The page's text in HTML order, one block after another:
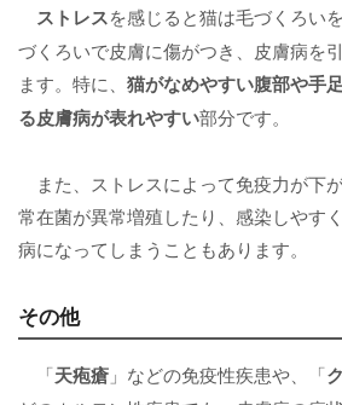
ストレスを感じると猫は毛づくろい
づくろいで皮膚に傷がつき、皮膚病を
ます。特に、 猫がなめやすい腹部や手
る皮膚病が表れやすい部分です。
また、ストレスによって免疫力が下
常在菌が異常増殖したり、感染しやす
病になってしまうこともあります。
その他
「天疱瘡 」などの免疫性疾患や、「